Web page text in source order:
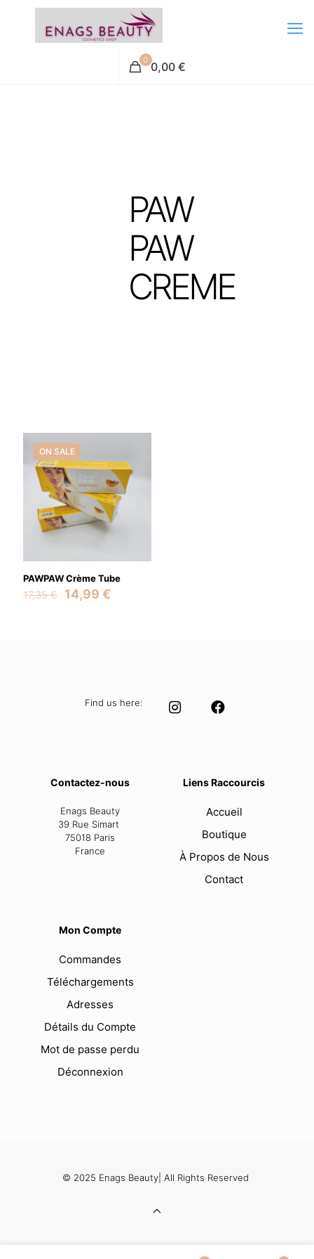
0 0,00 €
PAW
PAW
CREME
ON SALE
PAWPAW Crème Tube
17,35€
Original
14,99 €
Find us here:
Contactez-nous
Enags Beauty
39 Rue Simart
75018 Paris
France
Liens Raccourcis
Accueil
Boutique
À Propos de Nous
Contact
Mon Compte
Commandes
Téléchargements
Adresses
Détails du Compte
Mot de passe perdu
Déconnexion
© 2025 Enags Beauty| All Rights Reserved